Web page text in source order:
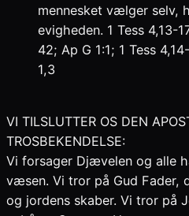
mennesket vælger selv,
evigheden. 1 Tess 4,13-
42; Ap G 1:1; 1 Tess
1,3
VI TILSLUTTER OS DEN
TROSBEKENDELSE:
Vi forsager Djævelen og alle
væsen. Vi tror på Gud Fader,
og jordens skaber. Vi tror på